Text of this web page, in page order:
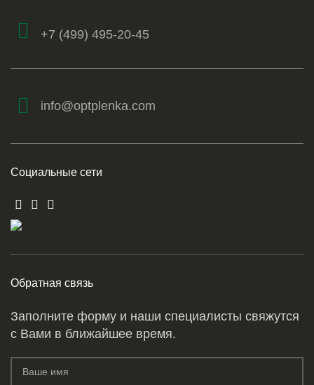
+7 (499) 495-20-45
info@optplenka.com
Социальные сети
Обратная связь
Заполните форму и наши специалисты свяжутся
с Вами в ближайшее время.